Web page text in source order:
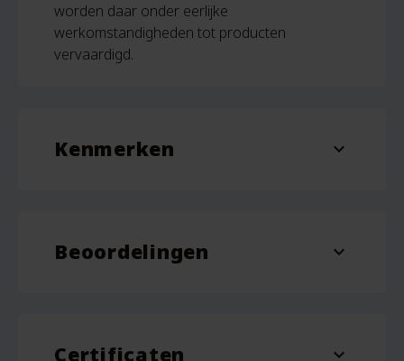
worden daar onder eerlijke
werkomstandigheden tot producten
vervaardigd.
Kenmerken expand_more
Luiermaat 4-15 kg
Beoordelingen expand_more
Wees de eerste om “Wasbare Basis Luier –
Certificaten expand_more